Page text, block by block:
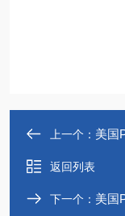
上一个： 美国
返回列表
下一个： 美国